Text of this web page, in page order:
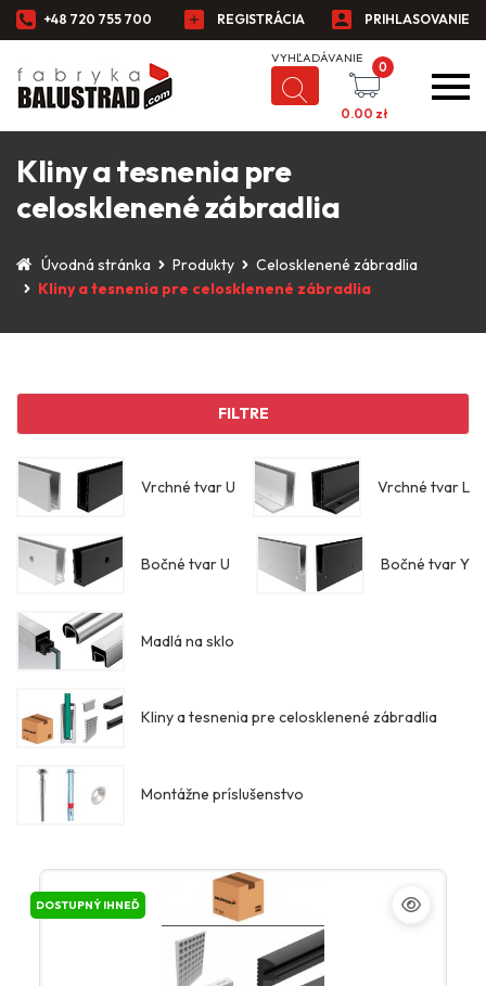
+48 720 755 700 REGISTRÁCIA PRIHLASOVANIE
0
0.00 zł
Kliny a tesnenia pre
celosklenené zábradlia
Úvodná stránka Produkty
Celosklenené zábradlia
Kliny a tesnenia pre celosklenené zábradlia
FILTRE
Vrchné tvar U Vrchné tvar L
Bočné tvar U Bočné tvar Y
Madlá na sklo
Kliny a tesnenia pre celosklenené zábradlia
Montážne príslušenstvo
DOSTUPNÝ IHNEĎ